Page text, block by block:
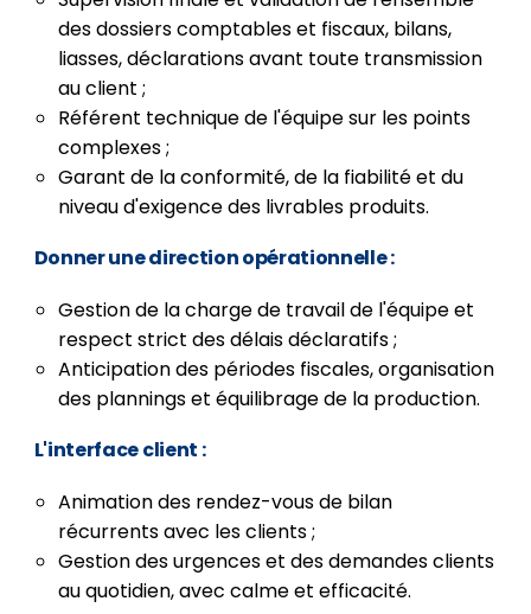
des dossiers comptables et fiscaux, bilans,
liasses, déclarations avant toute transmission
au client ;
Référent technique de l'équipe sur les points
complexes ;
Garant de la conformité, de la fiabilité et du
niveau d'exigence des livrables produits.
Donner une direction opérationnelle :
Gestion de la charge de travail de l'équipe et
respect strict des délais déclaratifs ;
Anticipation des périodes fiscales, organisation
des plannings et équilibrage de la production.
L'interface client :
Animation des rendez-vous de bilan
récurrents avec les clients ;
Gestion des urgences et des demandes clients
au quotidien, avec calme et efficacité.